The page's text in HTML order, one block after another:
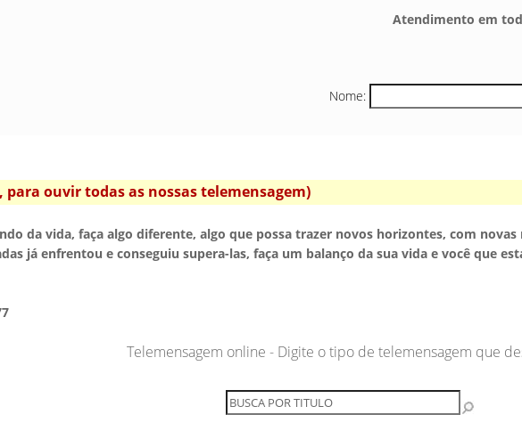
Atendimento em
Nome:
para ouvir todas as nossas telemensagem)
da vida, faça algo diferente, algo que possa trazer novos horizontes, com
já enfrentou e conseguiu supera-las, faça um balanço da sua vida e você que
Telemensagem online - Digite o tipo de telemensagem que